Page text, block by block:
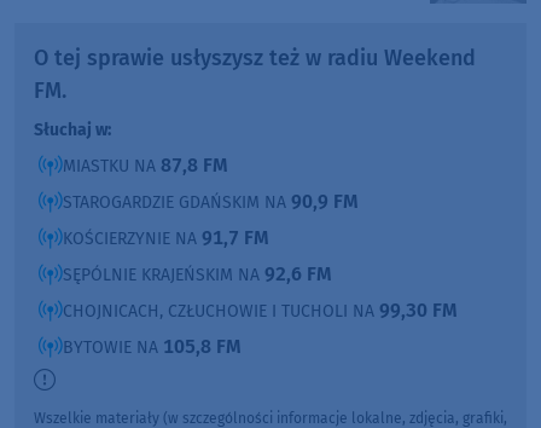
O tej sprawie usłyszysz też w radiu Weekend
FM.
Słuchaj w:
MIASTKU NA 87,8 FM
STAROGARDZIE GDAŃSKIM NA 90,9 FM
KOŚCIERZYNIE NA 91,7 FM
SĘPÓLNIE KRAJEŃSKIM NA 92,6 FM
CHOJNICACH, CZŁUCHOWIE I TUCHOLI NA 99,30 FM
BYTOWIE NA 105,8 FM
Wszelkie materiały (w szczególności informacje lokalne, zdjęcia, grafiki,